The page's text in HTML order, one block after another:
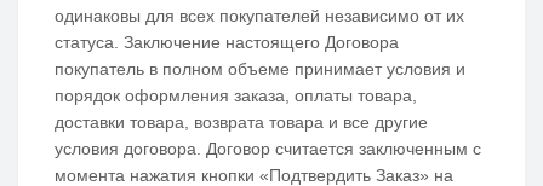
одинаковы для всех покупателей независимо от их
статуса. Заключение настоящего Договора
покупатель в полном объеме принимает условия и
порядок оформления заказа, оплаты товара,
доставки товара, возврата товара и все другие
условия договора. Договор считается заключенным с
момента нажатия кнопки «Подтвердить Заказ» на